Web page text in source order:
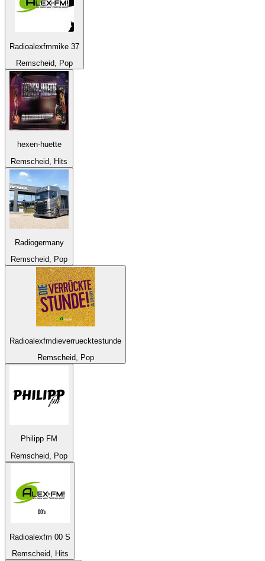
Radioalexfmmike 37
Remscheid, Pop
hexen-huette
Remscheid, Hits
Radiogermany
Remscheid, Pop
Radioalexfmdieverruecktestunde
Remscheid, Pop
Philipp FM
Remscheid, Pop
Radioalexfm 00 S
Remscheid, Hits